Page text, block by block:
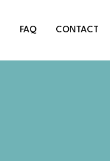
FAQ CONTACT